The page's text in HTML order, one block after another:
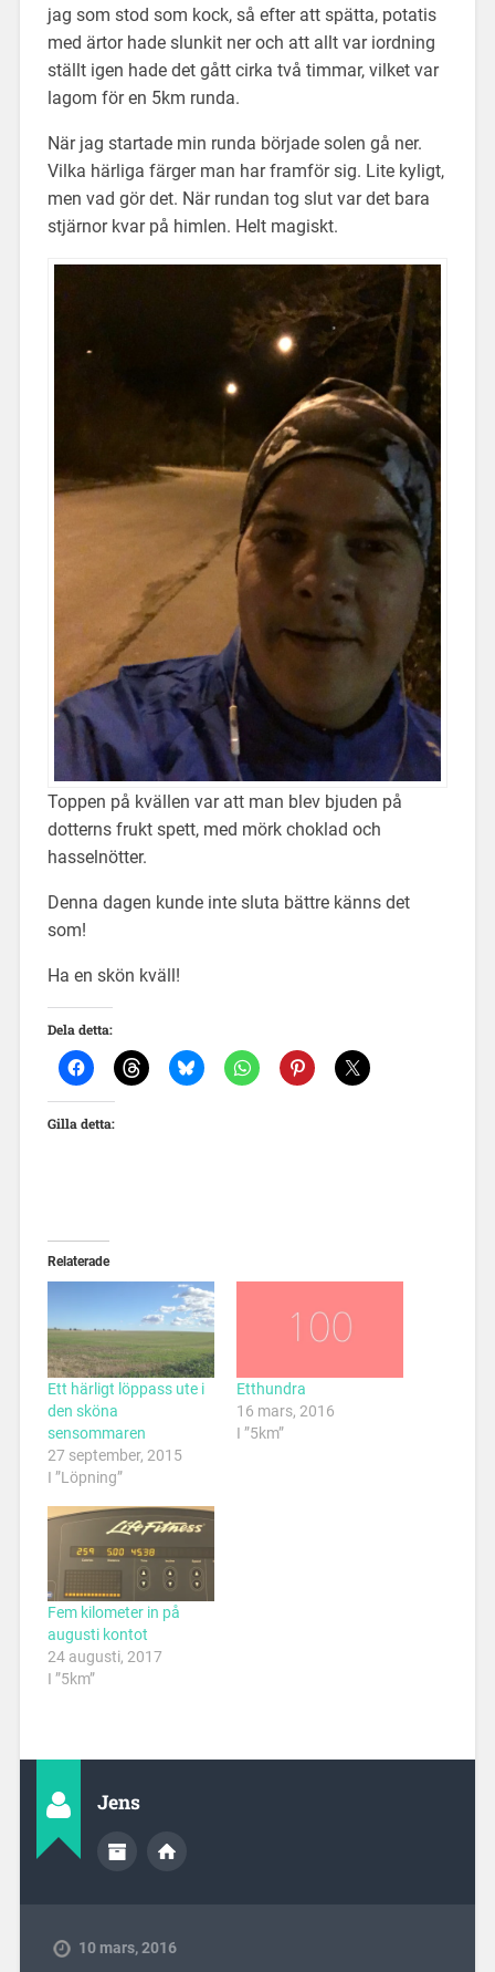
jag som stod som kock, så efter att spätta, potatis
med ärtor hade slunkit ner och att allt var iordning
ställt igen hade det gått cirka två timmar, vilket var
lagom för en 5km runda.
När jag startade min runda började solen gå ner.
Vilka härliga färger man har framför sig. Lite kyligt,
men vad gör det. När rundan tog slut var det bara
stjärnor kvar på himlen. Helt magiskt.
Toppen på kvällen var att man blev bjuden på
dotterns frukt spett, med mörk choklad och
hasselnötter.
Denna dagen kunde inte sluta bättre känns det
som!
Ha en skön kväll!
Dela detta:
Gilla detta:
Relaterade
Ett härligt löppass ute i
den sköna
sensommaren
27 september, 2015
I ”Löpning”
Etthundra
16 mars, 2016
I ”5km”
Fem kilometer in på
augusti kontot
24 augusti, 2017
I ”5km”
Jens
10 mars, 2016